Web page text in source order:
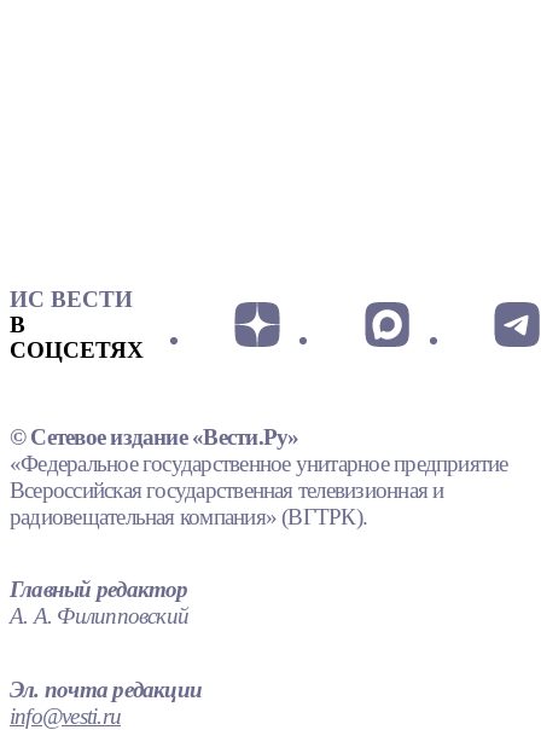
ИС ВЕСТИ
В
СОЦСЕТЯХ
© Сетевое издание «Вести.Ру»
«Федеральное государственное унитарное предприятие
Всероссийская государственная телевизионная и
радиовещательная компания» (ВГТРК).
Главный редактор
А. А. Филипповский
Эл. почта редакции
info@vesti.ru